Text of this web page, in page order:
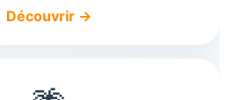
Découvrir →